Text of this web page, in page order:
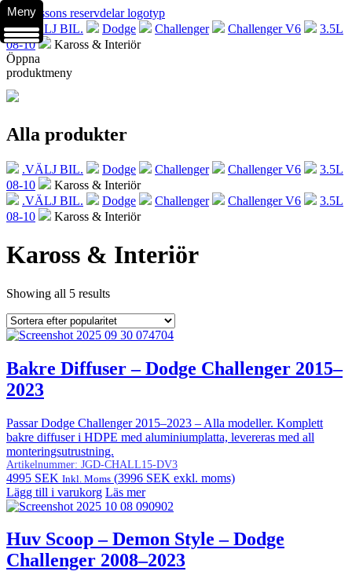
.VÄLJ BIL. Dodge Challenger Challenger V6
3.5L
08-10
Kaross & Interiör
Öppna
produktmeny
Alla produkter
.VÄLJ BIL. Dodge Challenger Challenger V6
3.5L
08-10
Kaross & Interiör
.VÄLJ BIL.
Dodge Challenger Challenger V6
3.5L
08-10
Kaross & Interiör
Kaross & Interiör
Showing all 5 results
Bakre Diffuser – Dodge Challenger 2015–
2023
Passar Dodge Challenger 2015–2023 – Alla modeller. Komplett
bakre diffuser i HDPE med aluminiumplatta, levereras med all
monteringsutrustning.
Artikelnummer: JGD-CHALL15-DV3
4995 SEK Inkl. Moms (3996 SEK exkl. moms)
Lägg till i varukorg Läs mer
Huv Scoop – Demon Style – Dodge
Challenger 2008–2023
Meny